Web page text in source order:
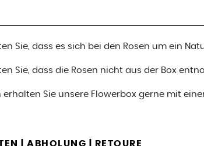
Sie, dass es sich bei den Rosen um ein
Sie, dass die Rosen nicht aus der Box
erhalten Sie unsere Flowerbox gerne mit
| ABHOLUNG | RETOURE